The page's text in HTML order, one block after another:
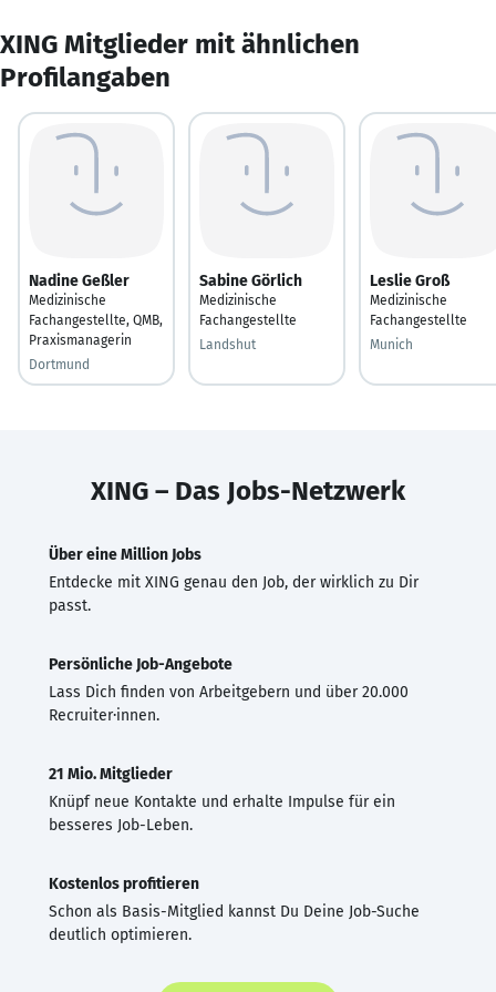
XING Mitglieder mit ähnlichen
Profilangaben
Nadine Geßler
Medizinische
Fachangestellte, QMB,
Praxismanagerin
Dortmund
Sabine Görlich
Medizinische
Fachangestellte
Landshut
Leslie Groß
Medizinische
Fachangestellte
Munich
XING – Das Jobs-Netzwerk
Über eine Million Jobs
Entdecke mit XING genau den Job, der wirklich zu Dir
passt.
Persönliche Job-Angebote
Lass Dich finden von Arbeitgebern und über 20.000
Recruiter·innen.
21 Mio. Mitglieder
Knüpf neue Kontakte und erhalte Impulse für ein
besseres Job-Leben.
Kostenlos profitieren
Schon als Basis-Mitglied kannst Du Deine Job-Suche
deutlich optimieren.